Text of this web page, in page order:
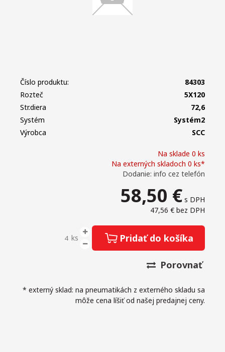
Na sklade 0 ks
Na externých skladoch 0 ks*
Dodanie: info cez telefón
58,50 € s DPH
47,56 € bez DPH
ks Pridať do košíka
Porovnať
* externý sklad: na pneumatikách z externého skladu sa
môže cena líšiť od našej predajnej ceny.
Číslo produktu:
84303
Rozteč
5X120
Str.diera
72,6
Systém
Systém2
Výrobca
SCC